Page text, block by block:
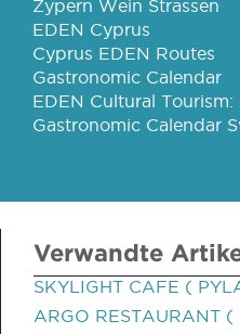
Zypern Wein Strassen
EDEN Cyprus
Cyprus EDEN Routes
Gastronomic Calendar
EDEN Cultural
Gastronomic Calendar
Verwandte
SKYLIGHT CAFE (
ARGO RESTAURANT (